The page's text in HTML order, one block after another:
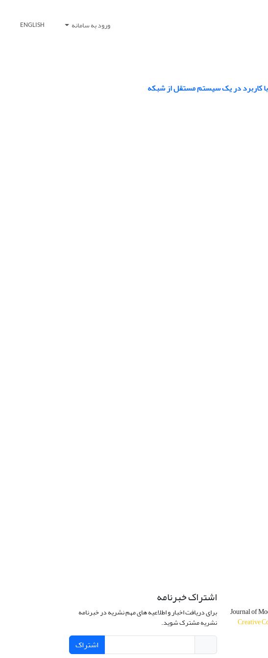
ورود به سامانه ENGLISH
کاربرد در یک سیستم مستقل از شبکه
Journal of
Creative
اشتراک خبرنامه
برای دریافت اخبار و اطلاعیه های مهم نشریه در خبرنامه
نشریه مشترک شوید.
اشتراک